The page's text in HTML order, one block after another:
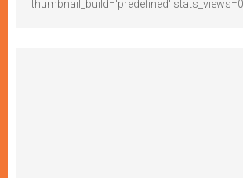
thumbnail_build='predefined' stats_views=0]